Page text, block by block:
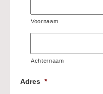
Voornaam
Achternaam
Adres *